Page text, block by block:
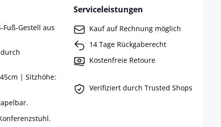
Fuß-Gestell aus
| Sitzhöhe:
Serviceleistungen
Kauf auf Rechnung möglich
14 Tage Rückgaberecht
Kostenfreie Retoure
Verifiziert durch Trusted Shops